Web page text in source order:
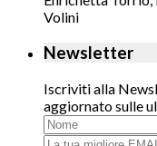
Volini
Newsletter
Iscriviti alla
aggiornato sulle